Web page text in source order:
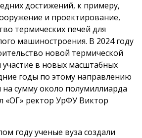
достижений, к примеру,
и проектирование,
термических печей для
машиностроения. В 2024 году
новой термической
участие в новых масштабных
годы по этому направлению
сумму около полумиллиарда
«ОГ» ректор УрФУ Виктор
году ученые вуза создали